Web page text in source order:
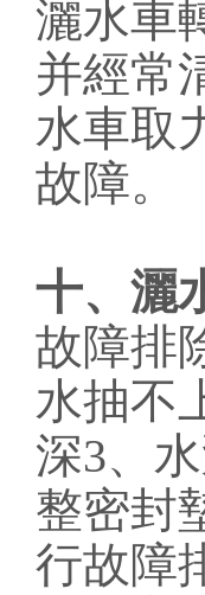
灑水車
并經常
水車取
故障。
十、灑
故障排
水抽不
深3、
整密封
行故障